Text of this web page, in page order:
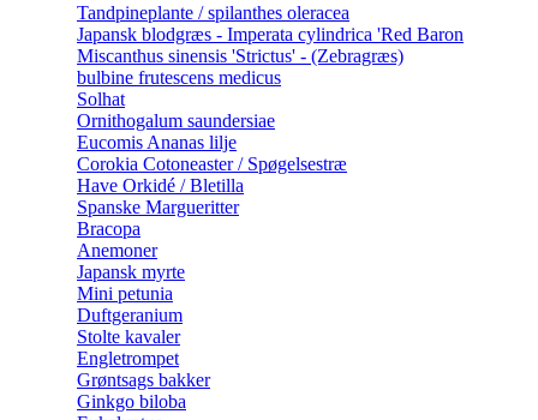
Tandpineplante / spilanthes oleracea
Japansk blodgræs - Imperata cylindrica 'Red Baron
Miscanthus sinensis 'Strictus' - (Zebragræs)
bulbine frutescens medicus
Solhat
Ornithogalum saundersiae
Eucomis Ananas lilje
Corokia Cotoneaster / Spøgelsestræ
Have Orkidé / Bletilla
Spanske Margueritter
Bracopa
Anemoner
Japansk myrte
Mini petunia
Duftgeranium
Stolte kavaler
Engletrompet
Grøntsags bakker
Ginkgo biloba